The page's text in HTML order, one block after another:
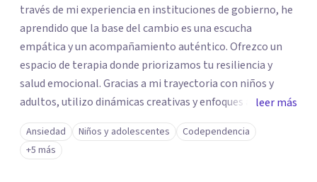
través de mi experiencia en instituciones de gobierno, he
aprendido que la base del cambio es una escucha
empática y un acompañamiento auténtico. ​Ofrezco un
espacio de terapia donde priorizamos tu resiliencia y
salud emocional. Gracias a mi trayectoria con niños y
adultos, utilizo dinámicas creativas y enfoques adaptados
a tus necesidades específicas. Estoy aquí para escucharte
y brindarte las herramientas necesarias para fortalecer
tu paz mental.
leer más
Ansiedad Niños y adolescentes
Codependencia
+5 más